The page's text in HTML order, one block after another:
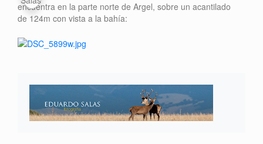
encuentra en la parte norte de Argel, sobre un acantilado
de 124m con vista a la bahía: